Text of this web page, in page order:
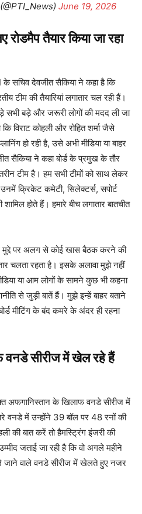
June 19, 2026
तैयार किया जा रहा
सचिव देवजीत सैकिया ने कहा है कि
टीम की तैयारियां लगातार चल रही हैं।
बड़े और जरूरी लोगों की मदद ली जा
विराट कोहली और रोहित शर्मा जैसे
हो रही है, उसे अभी मीडिया या बाहर
सैकिया ने कहा बोर्ड के प्रमुख के तौर
टीम है। हम सभी टीमों को साथ लेकर
क्रिकेट कमेटी, सिलेक्टर्स, सपोर्ट
होते हैं। हमारे बीच लगातार बातचीत
मुद्दे पर अलग से कोई खास बैठक करने की
चलता रहता है। इसके अलावा मुझे नहीं
या आम लोगों के सामने कुछ भी कहना
से जुड़ी बातें हैं। मुझे इन्हें बाहर बताने
मीटिंग के बंद कमरे के अंदर ही रहना
वनडे सीरीज में खेल रहे हैं
अफगानिस्तान के खिलाफ वनडे सीरीज में
में उन्होंने 39 बॉल पर 48 रनों की
की बात करें तो हैमस्ट्रिंग इंजरी की
जताई जा रही है कि वो अगले महीने
जाने वाले वनडे सीरीज में खेलते हुए नजर